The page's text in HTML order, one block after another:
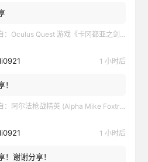
： Oculus Quest 游戏《卡冈都亚之剑》Swords of Gargantua
1 小时后
！
： 阿尔法枪战精英 (Alpha Mike Foxtrot VR – AMF VR)
1 小时后
！谢谢分享！